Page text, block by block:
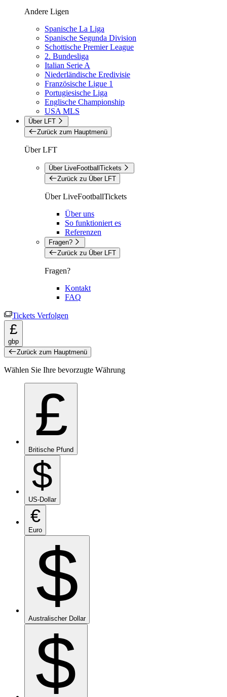
Andere Ligen
Spanische La Liga
Spanische Segunda Division
Schottische Premier League
2. Bundesliga
Italian Serie A
Niederländische Eredivisie
Französische Ligue 1
Portugiesische Liga
Englische Championship
USA MLS
Über LFT
Zurück zum Hauptmenü
Über LFT
Über LiveFootballTickets
Zurück zu Über LFT
Über LiveFootballTickets
Über uns
So funktioniert es
Referenzen
Fragen?
Zurück zu Über LFT
Fragen?
Kontakt
FAQ
Tickets Verfolgen
£
gbp
Zurück zum Hauptmenü
Wählen Sie Ihre bevorzugte Währung
£
Britische Pfund
$
US-Dollar
€
Euro
$
Australischer Dollar
$